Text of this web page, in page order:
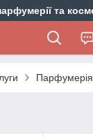
та
Парфумерія